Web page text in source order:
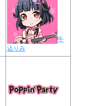
牛
込りみ